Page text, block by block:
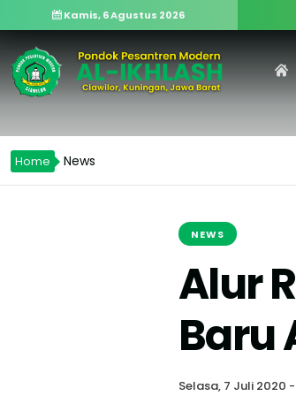
Kamis, 6 Agustus 2026
Home News
NEWS
Alur
Baru
Selasa, 7 Juli 2020 -